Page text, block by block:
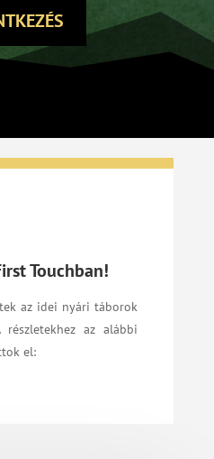
Touchban!
az idei nyári táborok
az alábbi
el: